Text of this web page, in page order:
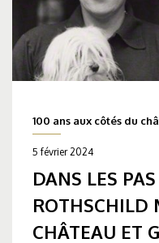
100 ans aux côtés du
5 février 2024
DANS LES
ROTHSCHILD
CHÂTEAU ET